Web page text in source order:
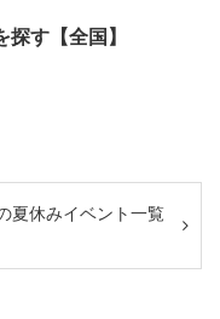
す【全国】
夏休みイベント一覧